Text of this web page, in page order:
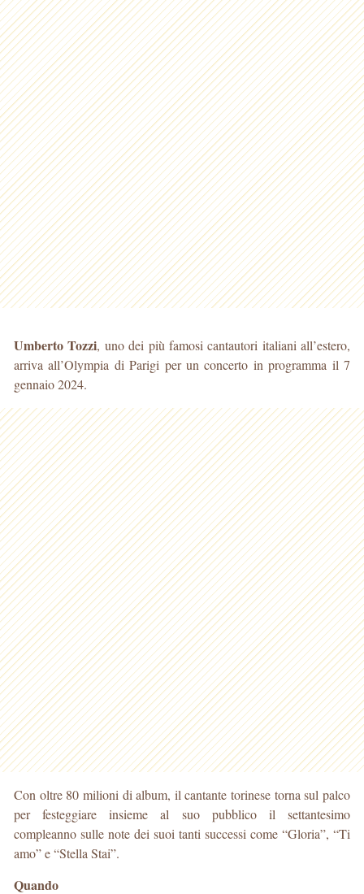
Umberto Tozzi, uno dei più famosi cantautori italiani all’estero,
arriva all’Olympia di Parigi per un concerto in programma il 7
gennaio 2024.
Con oltre 80 milioni di album, il cantante torinese torna sul palco
per festeggiare insieme al suo pubblico il settantesimo
compleanno sulle note dei suoi tanti successi come “Gloria”, “Ti
amo” e “Stella Stai”.
Quando